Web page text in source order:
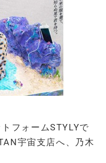
フォームSTYLYで
宇宙支店へ、乃木